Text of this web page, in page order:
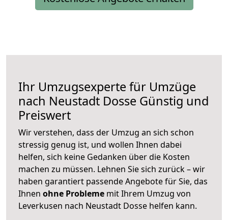
Ihr Umzugsexperte für Umzüge
nach Neustadt Dosse Günstig und
Preiswert
Wir verstehen, dass der Umzug an sich schon
stressig genug ist, und wollen Ihnen dabei
helfen, sich keine Gedanken über die Kosten
machen zu müssen. Lehnen Sie sich zurück – wir
haben garantiert passende Angebote für Sie, das
Ihnen ohne Probleme mit Ihrem Umzug von
Leverkusen nach Neustadt Dosse helfen kann.